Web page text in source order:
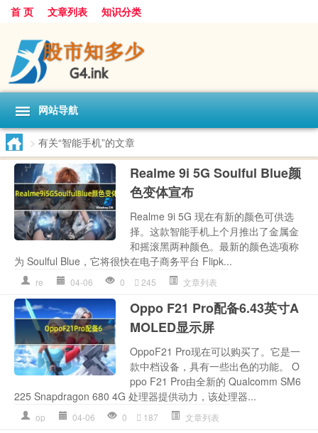
首 页 文章列表 知识分类
网站导航
> 有关“智能手机”的文章
Realme 9i 5G Soulful Blue颜
色变体宣布
Realme 9i 5G 现在有新的颜色可供选
择。这款智能手机上个月推出了金属金
和摇滚黑两种颜色。最新的颜色选项称
为 Soulful Blue，它将很快在电子商务平台 Flipk...
re 04-06 0 245 文章列表
Oppo F21 Pro配备6.43英寸A
MOLED显示屏
OppoF21 Pro现在可以购买了。它是一
款中档设备，具有一些出色的功能。 O
ppo F21 Pro由全新的 Qualcomm SM6
225 Snapdragon 680 4G 处理器提供动力，该处理器...
op 04-06 0 187 文章列表